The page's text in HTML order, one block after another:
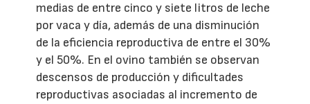
medias de entre cinco y siete litros de leche
por vaca y día, además de una disminución
de la eficiencia reproductiva de entre el 30%
y el 50%. En el ovino también se observan
descensos de producción y dificultades
reproductivas asociadas al incremento de